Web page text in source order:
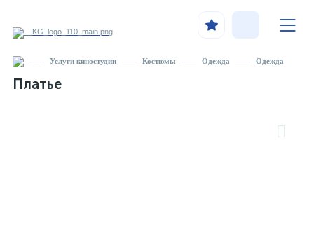
Услуги киностудии Костюмы Одежда Одежда
Платье